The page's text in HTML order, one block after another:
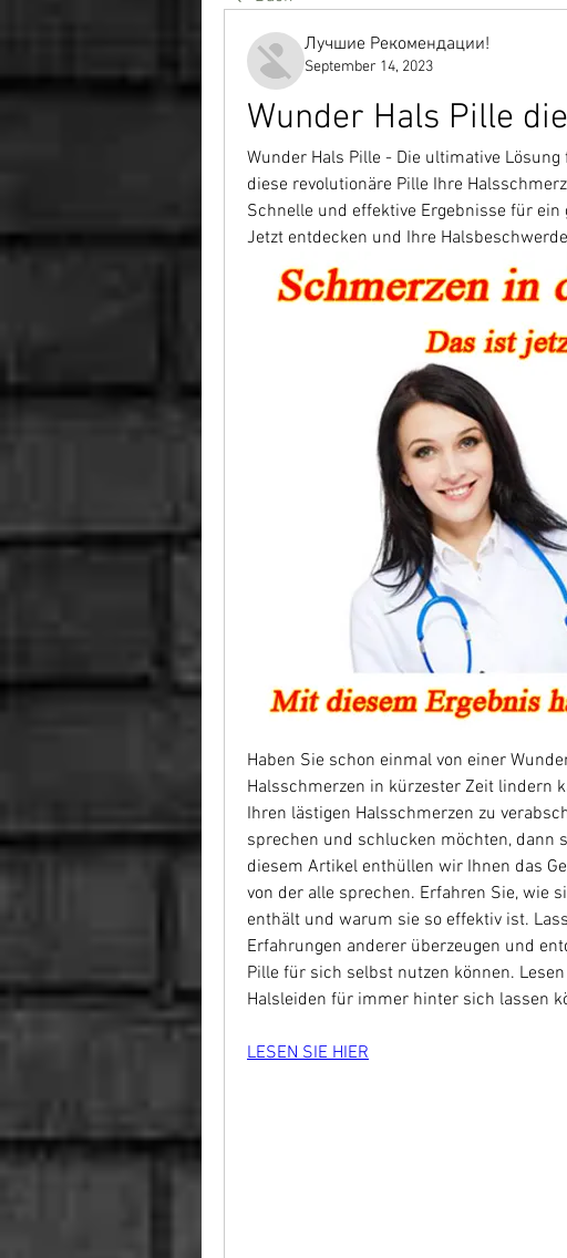
Лучшие Рекомендации!
September 14, 2023
Wunder Hals Pille
Wunder Hals Pille - Die ultimative
diese revolutionäre Pille Ihre
Schnelle und effektive Ergebnisse für
Jetzt entdecken und Ihre
Haben Sie schon einmal von einer
Halsschmerzen in kürzester Zeit lindern
Ihren lästigen Halsschmerzen zu
sprechen und schlucken möchten, dann
diesem Artikel enthüllen wir Ihnen das
von der alle sprechen. Erfahren Sie, wie
enthält und warum sie so effektiv ist.
Erfahrungen anderer überzeugen und
Pille für sich selbst nutzen können.
Halsleiden für immer hinter sich lassen
LESEN SIE HIER